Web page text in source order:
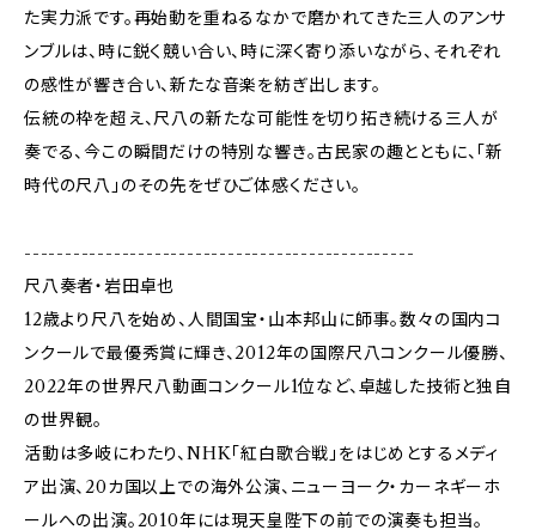
た実力派です。再始動を重ねるなかで磨かれてきた三人のアンサ
ンブルは、時に鋭く競い合い、時に深く寄り添いながら、それぞれ
の感性が響き合い、新たな音楽を紡ぎ出します。
伝統の枠を超え、尺八の新たな可能性を切り拓き続ける三人が
奏でる、今この瞬間だけの特別な響き。古民家の趣とともに、「新
時代の尺八」のその先をぜひご体感ください。
------------------------------------------------
尺八奏者・岩田卓也
12歳より尺八を始め、人間国宝・山本邦山に師事。数々の国内コ
ンクールで最優秀賞に輝き、2012年の国際尺八コンクール優勝、
2022年の世界尺八動画コンクール1位など、卓越した技術と独自
の世界観。
活動は多岐にわたり、NHK「紅白歌合戦」をはじめとするメディ
ア出演、20カ国以上での海外公演、ニューヨーク・カーネギーホ
ールへの出演。2010年には現天皇陛下の前での演奏も担当。